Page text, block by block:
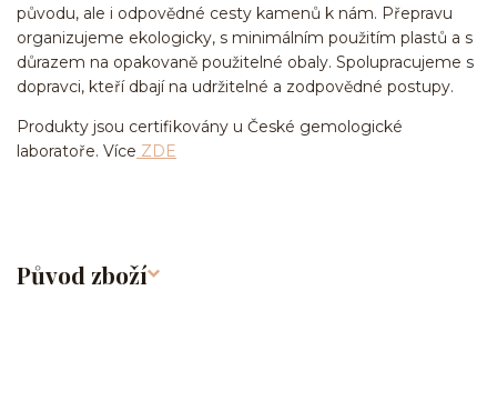
původu, ale i odpovědné cesty kamenů k nám. Přepravu
organizujeme ekologicky, s minimálním použitím plastů a s
důrazem na opakovaně použitelné obaly. Spolupracujeme s
dopravci, kteří dbají na udržitelné a zodpovědné postupy.
Produkty jsou certifikovány u České gemologické
laboratoře. Více ZDE
Původ zboží